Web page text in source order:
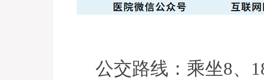
公交路线：乘坐8、